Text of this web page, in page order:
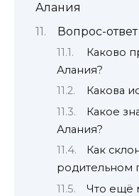
Алания
Вопрос-ответ
Каково
Алания?
Какова
Какое
Алания?
Как
родительном
Что ещё